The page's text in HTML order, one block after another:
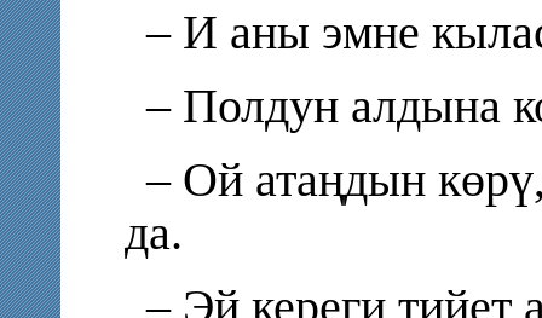
– И аны эмне
– Полдун алдына
– Ой атаңдын
да.